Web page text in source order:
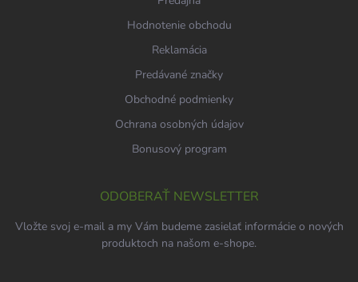
Hodnotenie obchodu
Reklamácia
Predávané značky
Obchodné podmienky
Ochrana osobných údajov
Bonusový program
ODOBERAŤ NEWSLETTER
Vložte svoj e-mail a my Vám budeme zasielať informácie o nových
produktoch na našom e-shope.